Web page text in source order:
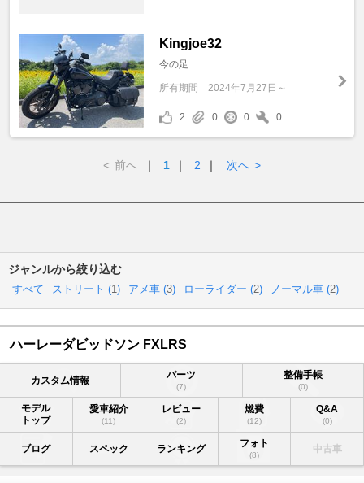
Kingjoe32
今の足
所有期間 2024年7月27日～
2 0 0 0
< 前へ ｜ 1 ｜ 2 ｜ 次へ >
ジャンルから絞り込む
すべて ストリート (1) アメ車 (3) ローライダー (2) ノーマル車 (2)
ハーレーダビッドソン FXLRS
カスタム情報 パーツ
(7)
整備手帳
(0)
モデル
トップ
愛車紹介
(11)
レビュー
(2)
燃費
(12)
Q&A
(0)
ブログ スペック ランキング フォト
(8)
中古車